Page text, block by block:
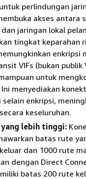
perlindungan
akses antara
dan jaringan lokal
tingkat keparahan
enkripsi
VIFs (bukan publik
untuk
Ini menyediakan
selain enkripsi,
keseluruhan.
lebih tinggi:
batas rute
dan 1000 rute
dengan Direct
batas 200 rute